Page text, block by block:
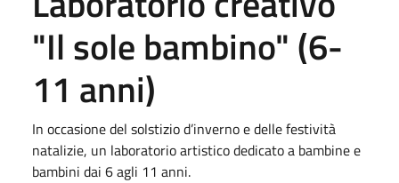
"Il sole bambino" (6-
11 anni)
In occasione del solstizio d’inverno e delle festività
natalizie, un laboratorio artistico dedicato a bambine e
bambini dai 6 agli 11 anni.